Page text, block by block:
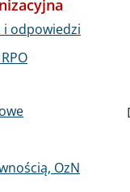
i odpowiedzi
OzN